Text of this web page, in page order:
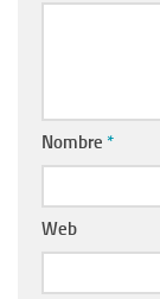
Nombre *
Web